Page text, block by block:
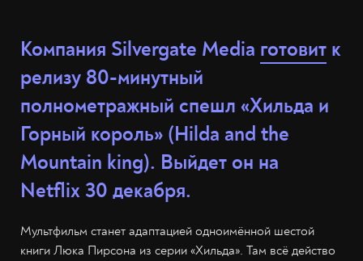
Компания Silvergate Media готовит к
релизу 80-минутный
полнометражный спешл «Хильда и
Горный король» (Hilda and the
Mountain king). Выйдет он на
Netflix 30 декабря.
Мультфильм станет адаптацией одноимённой шестой
книги Люка Пирсона из серии «Хильда». Там всё действо